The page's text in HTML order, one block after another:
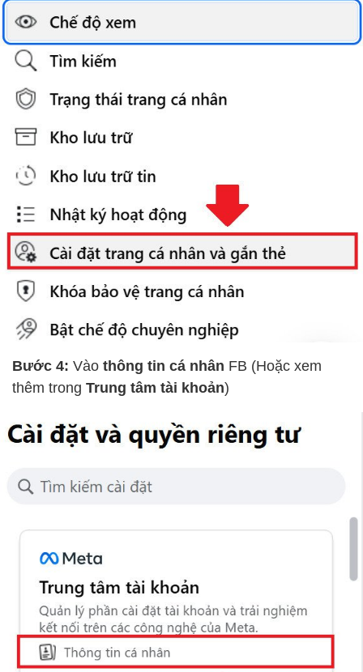
Bước 4: Vào thông tin cá nhân FB (Hoặc xem
thêm trong Trung tâm tài khoản)